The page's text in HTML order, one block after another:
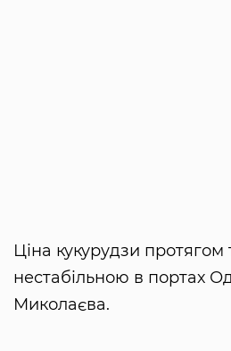
Ціна кукурудзи
нестабільною в портах
Миколаєва.